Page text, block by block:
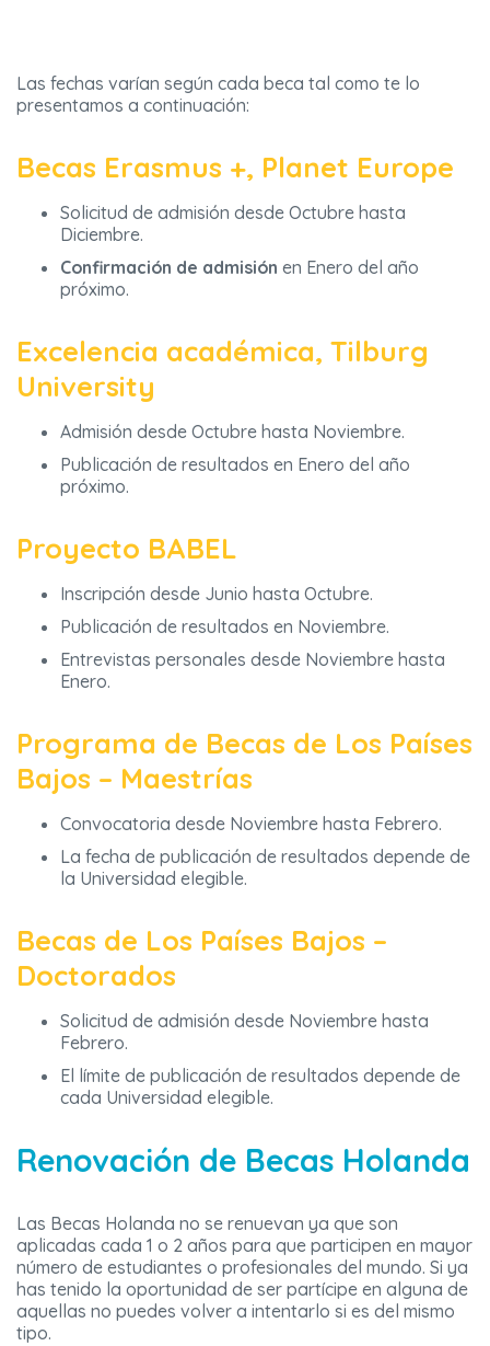
Las fechas varían según cada beca tal como te lo
presentamos a continuación:
Becas Erasmus +, Planet Europe
Solicitud de admisión desde Octubre hasta
Diciembre.
Confirmación de admisión en Enero del año
próximo.
Excelencia académica, Tilburg
University
Admisión desde Octubre hasta Noviembre.
Publicación de resultados en Enero del año
próximo.
Proyecto BABEL
Inscripción desde Junio hasta Octubre.
Publicación de resultados en Noviembre.
Entrevistas personales desde Noviembre hasta
Enero.
Programa de Becas de Los Países
Bajos – Maestrías
Convocatoria desde Noviembre hasta Febrero.
La fecha de publicación de resultados depende de
la Universidad elegible.
Becas de Los Países Bajos –
Doctorados
Solicitud de admisión desde Noviembre hasta
Febrero.
El límite de publicación de resultados depende de
cada Universidad elegible.
Renovación de Becas Holanda
Las Becas Holanda no se renuevan ya que son
aplicadas cada 1 o 2 años para que participen en mayor
número de estudiantes o profesionales del mundo. Si ya
has tenido la oportunidad de ser partícipe en alguna de
aquellas no puedes volver a intentarlo si es del mismo
tipo.